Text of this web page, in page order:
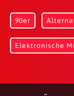
90er
Elektronische